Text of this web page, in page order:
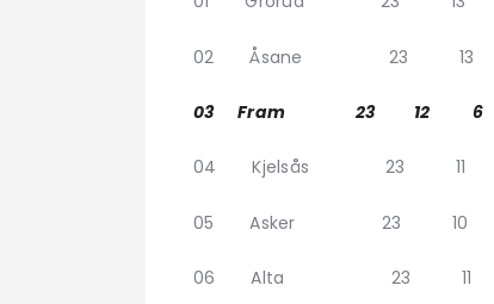
02 Åsane 23
03 Fram 23 12 6
04 Kjelsås 23
05 Asker 23
06 Alta 23 11